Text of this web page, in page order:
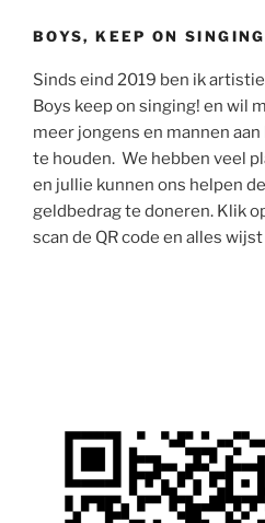
BOYS, KEEP ON
Sinds eind 2019 ben ik
Boys keep on singing! en wil
meer jongens en mannen
te houden. We hebben veel
en jullie kunnen ons helpen
geldbedrag te doneren. Klik
scan de QR code en alles